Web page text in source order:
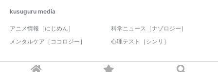
kusuguru media
アニメ情報［にじめん］
科学ニュース［ナゾロジー］
メンタルケア［ココロジー］
心理テスト［シンリ］
© 2017-2026 nazology. all rights reserved.